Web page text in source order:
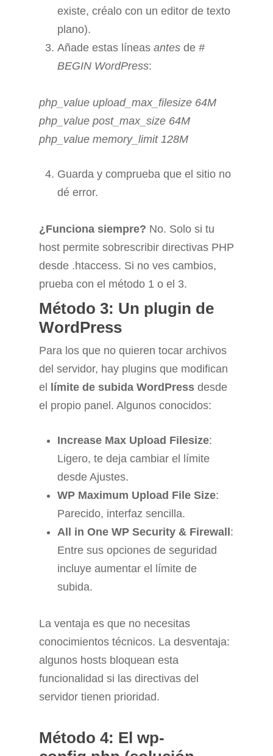
existe, créalo con un editor de texto
plano).
Añade estas líneas antes de #
BEGIN WordPress:
php_value upload_max_filesize 64M
php_value post_max_size 64M
php_value memory_limit 128M
Guarda y comprueba que el sitio no
dé error.
¿Funciona siempre? No. Solo si tu
host permite sobrescribir directivas PHP
desde .htaccess. Si no ves cambios,
prueba con el método 1 o el 3.
Método 3: Un plugin de
WordPress
Para los que no quieren tocar archivos
del servidor, hay plugins que modifican
el
límite de subida WordPress desde
el propio panel. Algunos conocidos:
Increase Max Upload Filesize:
Ligero, te deja cambiar el límite
desde Ajustes.
WP Maximum Upload File Size:
Parecido, interfaz sencilla.
All in One WP Security & Firewall :
Entre sus opciones de seguridad
incluye aumentar el límite de
subida.
La ventaja es que no necesitas
conocimientos técnicos. La desventaja:
algunos hosts bloquean esta
funcionalidad si las directivas del
servidor tienen prioridad.
Método 4: El wp-